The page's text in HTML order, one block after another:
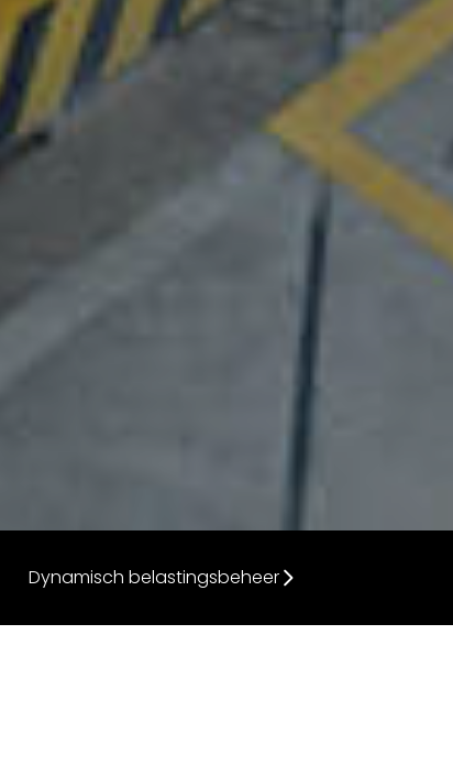
Dynamisch belastingsbeheer